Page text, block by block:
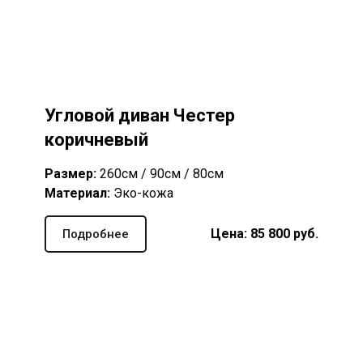
Угловой диван Честер
коричневый
Размер: 260см / 90см / 80см
Материал: Эко-кожа
Подробнее Цена: 85 800 руб.